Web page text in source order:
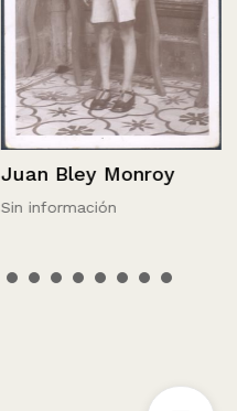
Juan Bley Monroy
Sin información